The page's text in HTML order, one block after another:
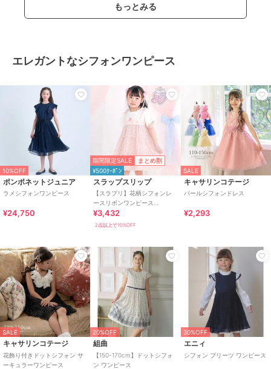
もっとみる
エレガントなシフォンワンピース
10%OFF
ポンポネットジュニア
ラメシフォンワンピース
¥24,750
期間限定SALE まとめ割
¥500ｸｰﾎﾟﾝ
スラップスリップ
【スラプリ】花柄シフォンレ
ースリボンワンピース
(80~130cm)
¥3,432
2点以上で10%OFF
SALE
キャサリンコテージ
パールシフォンドレス
¥2,293
SALE
キャサリンコテージ
花飾り付きドットシフォン サ
ーキュラーワンピース
20%OFF
組曲
【150-170cm】ドットシフォ
ン ワンピース
30%OFF
エニィ
シフォン プリーツ ワンピース